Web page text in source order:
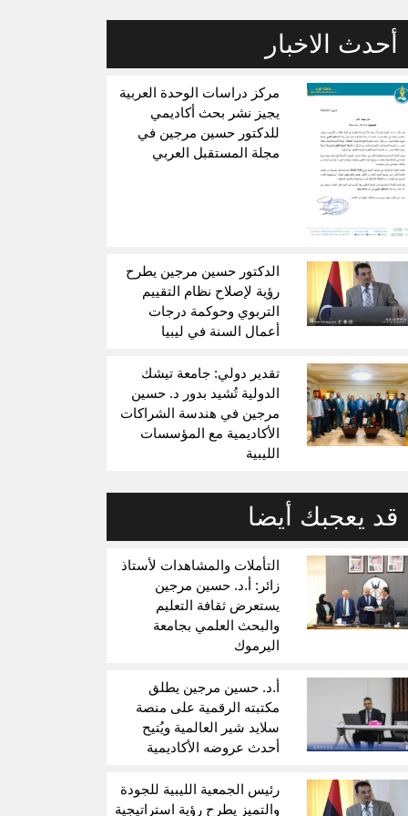
أحدث الاخبار
مركز دراسات الوحدة العربية
يجيز نشر بحث أكاديمي
للدكتور حسين مرجين في
مجلة المستقبل العربي
الدكتور حسين مرجين يطرح
رؤية لإصلاح نظام التقييم
التربوي وحوكمة درجات
أعمال السنة في ليبيا
تقدير دولي: جامعة تيشك
الدولية تُشيد بدور د. حسين
مرجين في هندسة الشراكات
الأكاديمية مع المؤسسات
الليبية
قد يعجبك أيضا
التأملات والمشاهدات لأستاذ
زائر: أ.د. حسين مرجين
يستعرض ثقافة التعليم
والبحث العلمي بجامعة
اليرموك
أ.د. حسين مرجين يطلق
مكتبته الرقمية على منصة
سلايد شير العالمية ويُتيح
أحدث عروضه الأكاديمية
رئيس الجمعية الليبية للجودة
والتميز يطرح رؤية استراتيجية